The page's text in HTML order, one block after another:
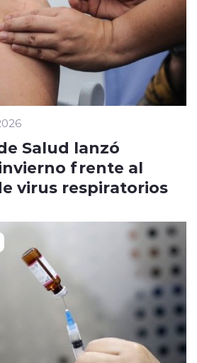
Salud lanzó
frente al
virus respiratorios